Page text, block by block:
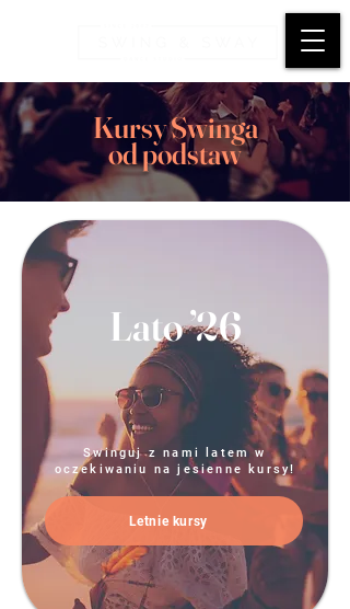
Kursy Swinga
od podstaw
Lato ’26
Swinguj z nami latem w
oczekiwaniu na jesienne kursy!
Letnie kursy